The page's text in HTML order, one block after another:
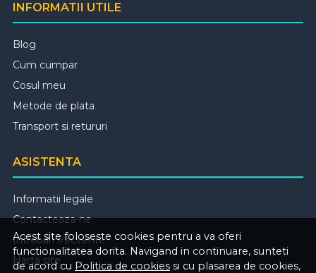
Acest site foloseste cookies pentru a va oferi
functionalitatea dorita. Navigand in continuare, sunteti
de acord cu Politica de cookies si cu plasarea de cookies,
INFORMATII UTILE
Blog
Cum cumpar
Cosul meu
Metode de plata
Transport si retururi
ASISTENTA
Informatii legale
Contacteaza-ne
Intrebari frecvente
Harta site